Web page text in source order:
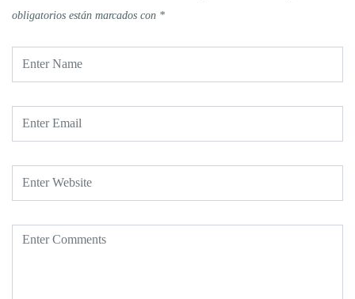
obligatorios están marcados con *